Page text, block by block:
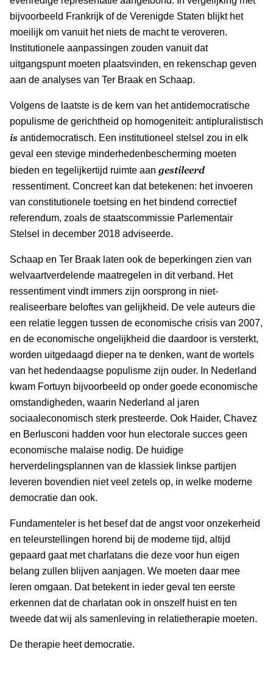
bijvoorbeeld Frankrijk of de Verenigde Staten blijkt het
moeilijk om vanuit het niets de macht te veroveren.
Institutionele aanpassingen zouden vanuit dat
uitgangspunt moeten plaatsvinden, en rekenschap geven
aan de analyses van Ter Braak en Schaap.
Volgens de laatste is de kern van het antidemocratische
populisme de gerichtheid op homogeniteit: antipluralistisch
is antidemocratisch. Een institutioneel stelsel zou in elk
geval een stevige minderhedenbescherming moeten
bieden en tegelijkertijd ruimte aan gestileerd
ressentiment. Concreet kan dat betekenen: het invoeren
van constitutionele toetsing en het bindend correctief
referendum, zoals de staatscommissie Parlementair
Stelsel in december 2018 adviseerde.
Schaap en Ter Braak laten ook de beperkingen zien van
welvaartverdelende maatregelen in dit verband. Het
ressentiment vindt immers zijn oorsprong in niet-
realiseerbare beloftes van gelijkheid. De vele auteurs die
een relatie leggen tussen de economische crisis van 2007,
en de economische ongelijkheid die daardoor is versterkt,
worden uitgedaagd dieper na te denken, want de wortels
van het hedendaagse populisme zijn ouder. In Nederland
kwam Fortuyn bijvoorbeeld op onder goede economische
omstandigheden, waarin Nederland al jaren
sociaaleconomisch sterk presteerde. Ook Haider, Chavez
en Berlusconi hadden voor hun electorale succes geen
economische malaise nodig. De huidige
herverdelingsplannen van de klassiek linkse partijen
leveren bovendien niet veel zetels op, in welke moderne
democratie dan ook.
Fundamenteler is het besef dat de angst voor onzekerheid
en teleurstellingen horend bij de moderne tijd, altijd
gepaard gaat met charlatans die deze voor hun eigen
belang zullen blijven aanjagen. We moeten daar mee
leren omgaan. Dat betekent in ieder geval ten eerste
erkennen dat de charlatan ook in onszelf huist en ten
tweede dat wij als samenleving in relatietherapie moeten.
De therapie heet democratie.